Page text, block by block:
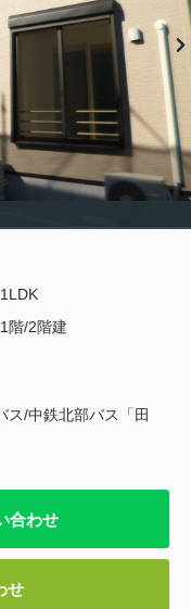
1LDK
1階/2階建
ス/中鉄北部バス「田
合わせ
せ